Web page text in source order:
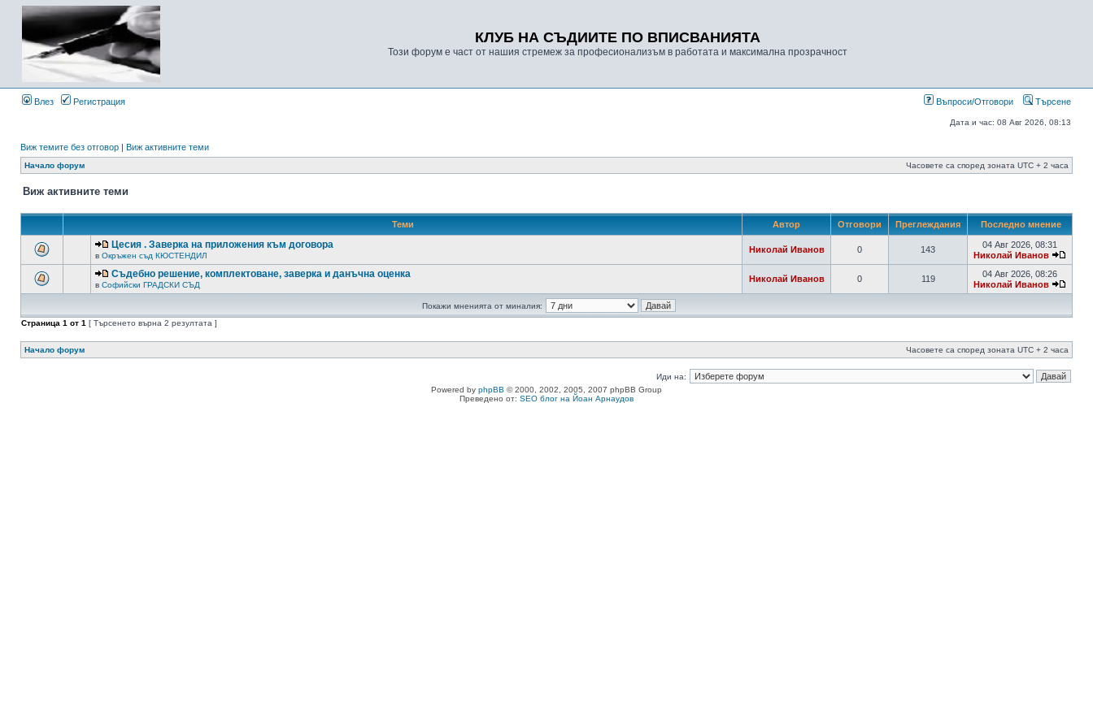
КЛУБ НА СЪДИИТЕ ПО ВПИСВАНИЯТА
Този форум е част от нашия стремеж за професионализъм в работата и максимална прозрачност
Влез Регистрация Въпроси/Отговори Търсене
Дата и час: 08 Авг 2026, 08:13
Виж темите без отговор | Виж активните теми
Начало форум Часовете са според зоната UTC + 2 часа
Виж активните теми
Теми Автор Отговори Преглеждания Последно мнение
Цесия . Заверка на приложения към договора
в Окръжен съд КЮСТЕНДИЛ
Николай Иванов 0 143
04 Авг 2026, 08:31
Николай Иванов
Съдебно решение, комплектоване, заверка и данъчна оценка
в Софийски ГРАДСКИ СЪД
Николай Иванов 0 119
04 Авг 2026, 08:26
Николай Иванов
Покажи мненията от миналия:
Страница 1 от 1 [ Търсенето върна 2 резултата ]
Начало форум Часовете са според зоната UTC + 2 часа
Иди на:
Powered by phpBB © 2000, 2002, 2005, 2007 phpBB Group
Преведено от: SEO блог на Йоан Арнаудов